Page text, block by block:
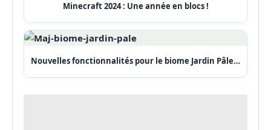
Minecraft 2024 : Une année en blocs !
Nouvelles fonctionnalités pour le biome Jardin Pâle…